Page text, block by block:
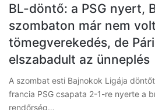
BL-döntő: a PSG nyert,
szombaton már nem volt
tömegverekedés, de
elszabadult az ünneplés
A szombat esti Bajnokok Ligája
francia PSG csapata 2-1-re nyerte a
rendőrség…